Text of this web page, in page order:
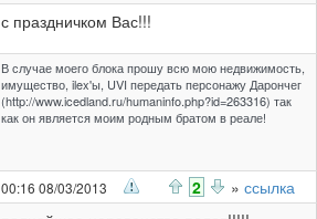
с праздничком Вас!!!
В случае моего блока прошу всю мою недвижимость,
имущество, ilex'ы, UVI передать персонажу Дарончег
(http://www.icedland.ru/humaninfo.php?id=263316) так
как он является моим родным братом в реале!
00:16 08/03/2013 2 » ссылка